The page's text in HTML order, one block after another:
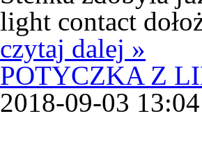
light contact
czytaj dalej »
POTYCZKA Z
2018-09-03